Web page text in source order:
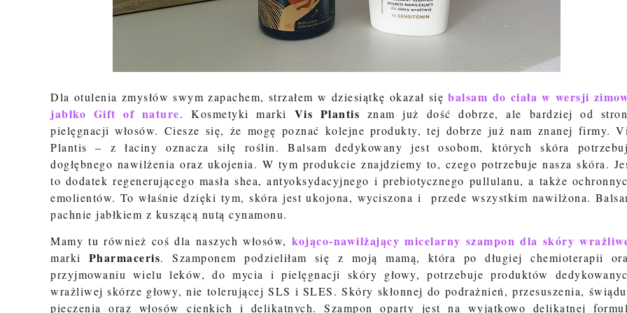
Dla otulenia zmysłów swym zapachem, strzałem w dziesiątkę okazał się balsam do ciała w wersji
jabłko Gift of nature. Kosmetyki marki Vis Plantis znam już dość dobrze, ale bardziej od
pielęgnacji włosów. Ciesze się, że mogę poznać kolejne produkty, tej dobrze już nam znanej firmy.
Plantis – z łaciny oznacza siłę roślin. Balsam dedykowany jest osobom, których skóra
dogłębnego nawilżenia oraz ukojenia. W tym produkcie znajdziemy to, czego potrzebuje nasza skóra.
to dodatek regenerującego masła shea, antyoksydacyjnego i prebiotycznego pullulanu, a także
emolientów. To właśnie dzięki tym, skóra jest ukojona, wyciszona i przede wszystkim nawilżona.
pachnie jabłkiem z kuszącą nutą cynamonu.
Mamy tu również coś dla naszych włosów,kojąco-nawilżający micelarny szampon dla skóry
marki Pharmaceris. Szamponem podzieliłam się z moją mamą, która po długiej chemioterapii
przyjmowaniu wielu leków, do mycia i pielęgnacji skóry głowy, potrzebuje produktów
wrażliwej skórze głowy, nie tolerującej SLS i SLES. Skóry skłonnej do podrażnień, przesuszenia,
pieczenia oraz włosów cienkich i delikatnych. Szampon oparty jest na wyjątkowo delikatnej